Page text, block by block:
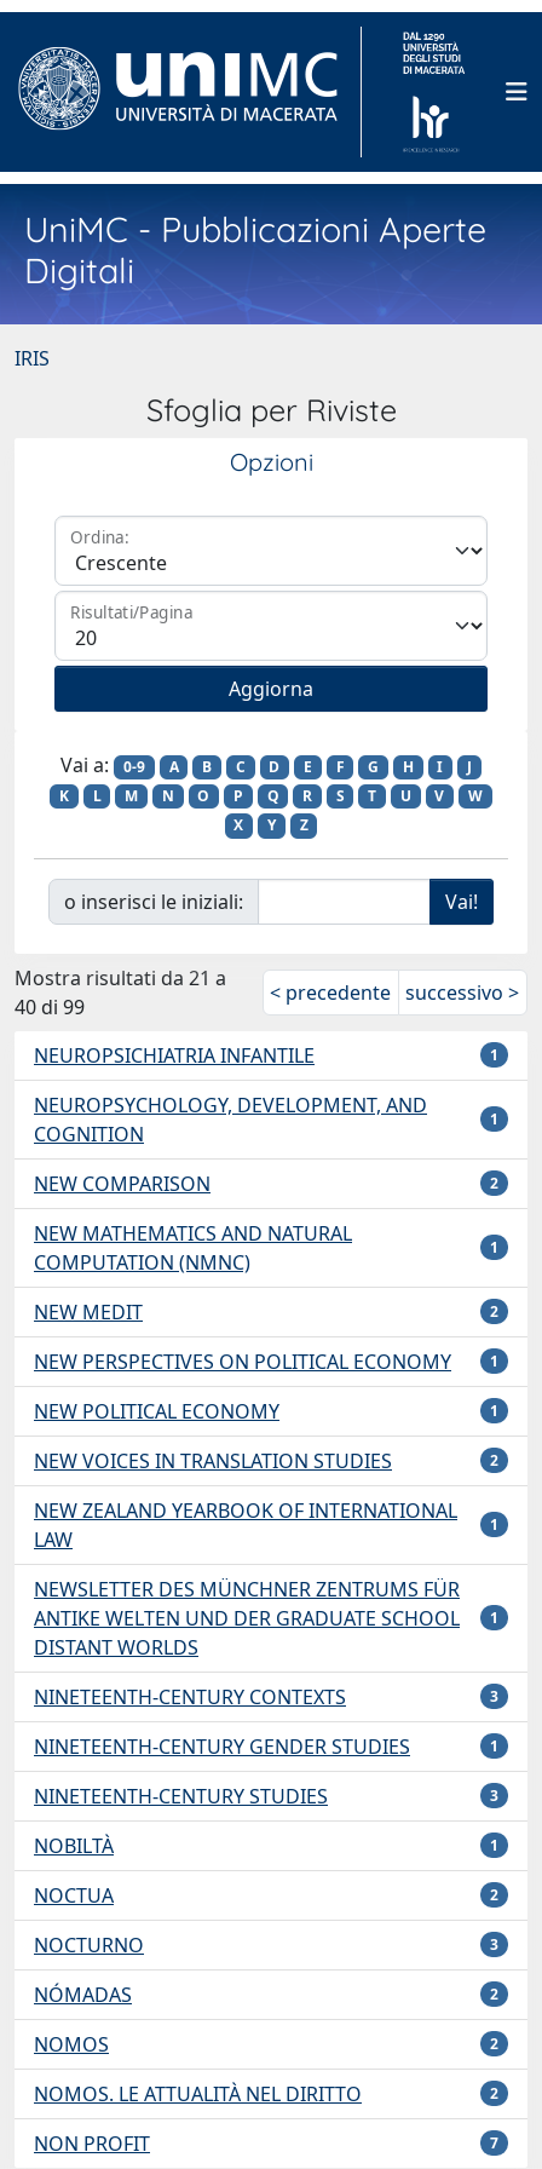
UniMC - Pubblicazioni Aperte
Digitali
IRIS
Sfoglia per Riviste
Opzioni
Ordina:
Risultati/Pagina
Vai a: 0-9 A B C D E F G H I
J
K
L M N O P Q R S T U V
W
X
Y Z
o inserisci le iniziali:
Mostra risultati da 21 a
40 di 99
< precedente successivo >
NEUROPSICHIATRIA INFANTILE 1
NEUROPSYCHOLOGY, DEVELOPMENT, AND
COGNITION
1
NEW COMPARISON 2
NEW MATHEMATICS AND NATURAL
COMPUTATION (NMNC)
1
NEW MEDIT 2
NEW PERSPECTIVES ON POLITICAL ECONOMY 1
NEW POLITICAL ECONOMY 1
NEW VOICES IN TRANSLATION STUDIES 2
NEW ZEALAND YEARBOOK OF INTERNATIONAL
LAW
1
NEWSLETTER DES MÜNCHNER ZENTRUMS FÜR
ANTIKE WELTEN UND DER GRADUATE SCHOOL
DISTANT WORLDS
1
NINETEENTH-CENTURY CONTEXTS 3
NINETEENTH-CENTURY GENDER STUDIES 1
NINETEENTH-CENTURY STUDIES 3
NOBILTÀ 1
NOCTUA 2
NOCTURNO 3
NÓMADAS 2
NOMOS 2
NOMOS. LE ATTUALITÀ NEL DIRITTO 2
NON PROFIT 7